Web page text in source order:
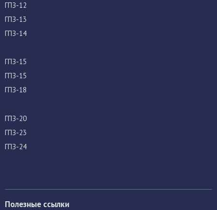
ГПЗ-12
ГПЗ-13
ГПЗ-14
ГПЗ-15
ГПЗ-15
ГПЗ-18
ГПЗ-20
ГПЗ-23
ГПЗ-24
Полезные ссылки